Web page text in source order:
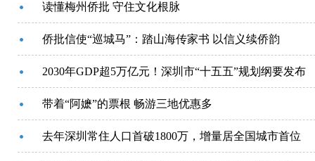
读懂梅州侨批 守住文化根脉
侨批信使“巡城马”：踏山海传家书 以信义续侨韵
2030年GDP超5万亿元！深圳市“十五五”规划纲要发布
带着“阿嬷”的票根 畅游三地优惠多
去年深圳常住人口首破1800万，增量居全国城市首位